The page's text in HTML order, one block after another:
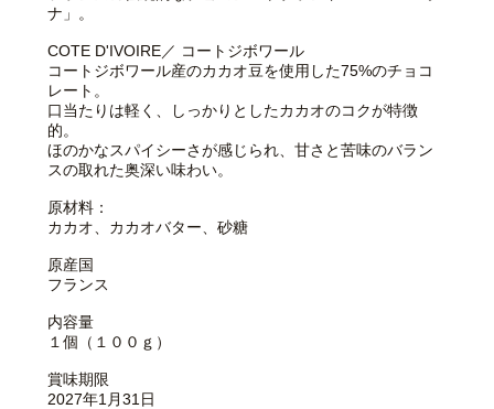
ナ」。
COTE D'IVOIRE／ コートジボワール
コートジボワール産のカカオ豆を使用した75%のチョコ
レート。
口当たりは軽く、しっかりとしたカカオのコクが特徴
的。
ほのかなスパイシーさが感じられ、甘さと苦味のバラン
スの取れた奥深い味わい。
原材料：
カカオ、カカオバター、砂糖
原産国
フランス
内容量
１個（１００ｇ）
賞味期限
2027年1月31日